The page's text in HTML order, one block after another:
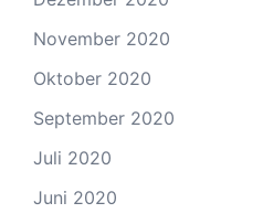
November 2020
Oktober 2020
September 2020
Juli 2020
Juni 2020